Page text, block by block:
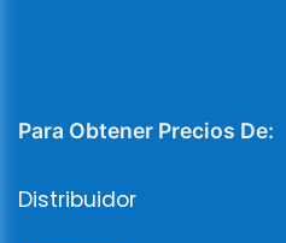
Para Obtener Precios De:
Distribuidor